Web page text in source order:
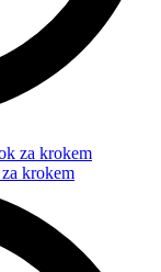
krokem